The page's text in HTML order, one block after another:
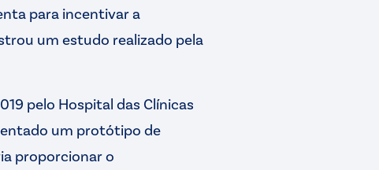
para incentivar a
um estudo realizado pela
pelo Hospital das Clínicas
um protótipo de
proporcionar o